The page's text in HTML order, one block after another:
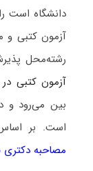
دانشگاه است
آزمون کتبی و
رشته‌محل
آزمون کتبی
بین می‌رود و
است. بر
مصاحبه دکتری ۱۴۰۵